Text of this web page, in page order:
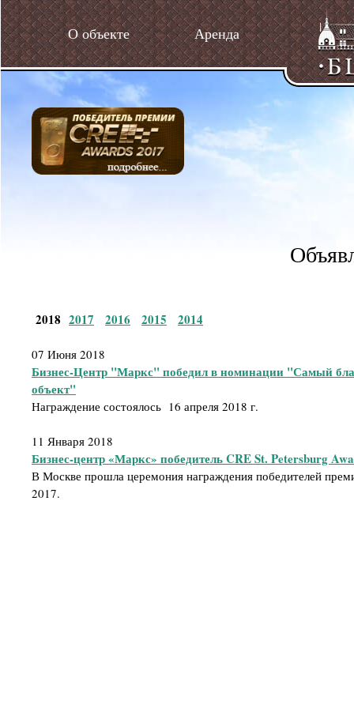
О объекте Аренда
2018 2017 2016 2015 2014
07 Июня 2018
Бизнес-Центр "Маркс" победил в номинации "Самый
объект"
Награждение состоялось 16 апреля 2018 г.
11 Января 2018
Бизнес-центр «Маркс» победитель CRE St. Petersburg
В Москве прошла церемония награждения победителей
2017.